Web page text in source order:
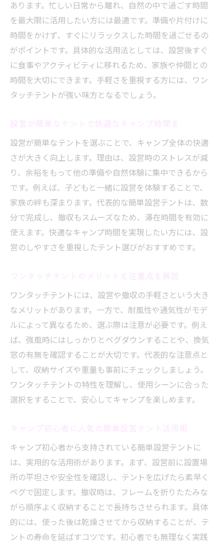
あります。忙しい日常から離れ、自然の中で過ごす時間
を最大限に活用したい方には最適です。準備や片付けに
時間をかけず、すぐにリラックスした時間を過ごせるの
がポイントです。具体的な活用法としては、設営後すぐ
に食事やアクティビティに移れるため、家族や仲間との
時間を大切にできます。手軽さを重視する方には、ワン
タッチテントが強い味方となるでしょう。
設営が簡単なテントを選ぶことで、キャンプ全体の快適
さが大きく向上します。理由は、設営時のストレスが減
り、余裕をもって他の準備や自然体験に集中できるから
です。例えば、子どもと一緒に設営を体験することで、
家族の絆も深まります。代表的な簡単設営テントは、数
分で完成し、撤収もスムーズなため、滞在時間を有効に
使えます。快適なキャンプ時間を実現したい方には、設
営のしやすさを重視したテント選びがおすすめです。
ワンタッチテントには、設営や撤収の手軽さという大き
なメリットがあります。一方で、耐風性や通気性がモデ
ルによって異なるため、選ぶ際は注意が必要です。例え
ば、強風時にはしっかりとペグダウンすることや、換気
窓の有無を確認することが大切です。代表的な注意点と
して、収納サイズや重量も事前にチェックしましょう。
ワンタッチテントの特性を理解し、使用シーンに合った
選択をすることで、安心してキャンプを楽しめます。
キャンプ初心者から支持されている簡単設営テントに
は、実用的な活用術があります。まず、設営前に設置場
所の平坦さや安全性を確認し、テントを広げたら素早く
ペグで固定します。撤収時は、フレームを折りたたみな
がら順序よく収納することで長持ちさせられます。具体
的には、使った後は乾燥させてから収納することが、テ
ントの寿命を延ばすコツです。初心者でも無理なく実践